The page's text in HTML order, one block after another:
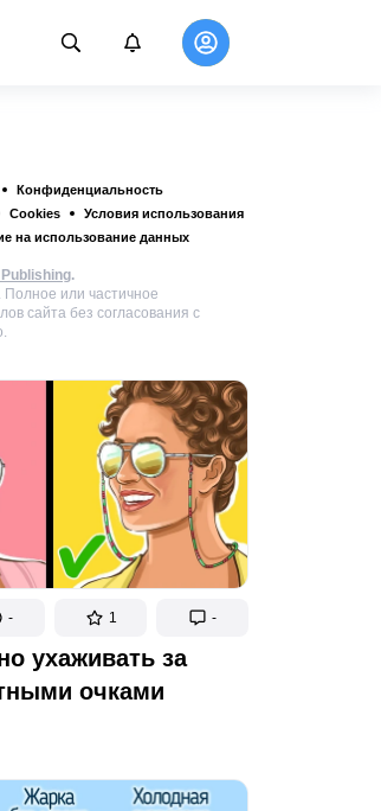
Конфиденциальность
Cookies
Условия использования
на использование данных
.
или частичное
сайта без согласования с
- 1 -
ухаживать за
очками